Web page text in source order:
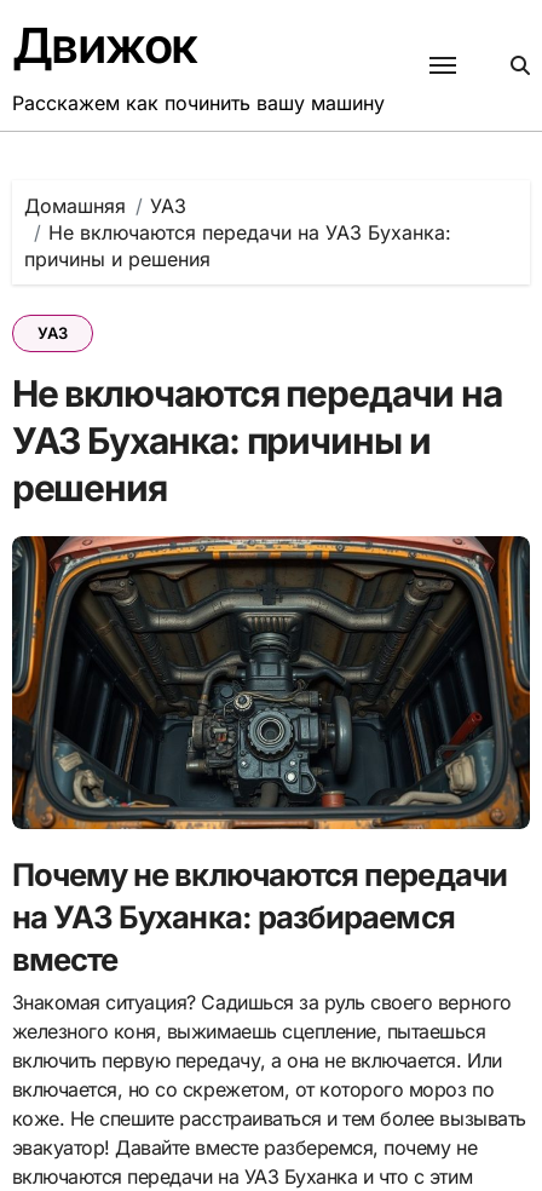
содержанию
Движок
Расскажем как починить вашу машину
Домашняя
УАЗ
Не включаются передачи на УАЗ Буханка:
причины и решения
УАЗ
Не включаются передачи на
УАЗ Буханка: причины и
решения
Почему не включаются передачи
на УАЗ Буханка: разбираемся
вместе
Знакомая ситуация? Садишься за руль своего верного
железного коня, выжимаешь сцепление, пытаешься
включить первую передачу, а она не включается. Или
включается, но со скрежетом, от которого мороз по
коже. Не спешите расстраиваться и тем более вызывать
эвакуатор! Давайте вместе разберемся, почему не
включаются передачи на УАЗ Буханка и что с этим